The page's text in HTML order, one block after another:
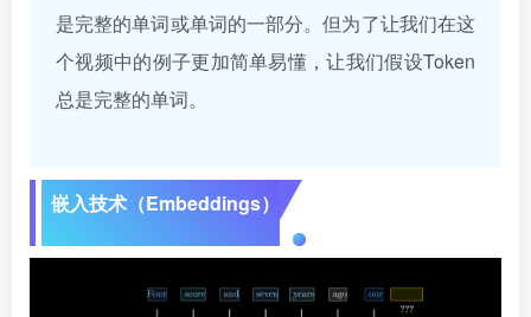
是完整的单词或单词的一部分。但为了让我们在这
个视频中的例子更加简单易懂，让我们假设Token
总是完整的单词。
嵌入技术（Embeddings）